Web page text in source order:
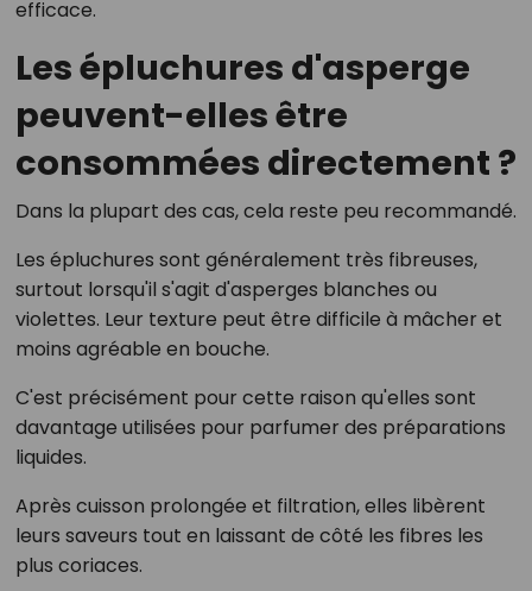
efficace.
Les épluchures d'asperge
peuvent-elles être
consommées directement ?
Dans la plupart des cas, cela reste peu recommandé.
Les épluchures sont généralement très fibreuses,
surtout lorsqu'il s'agit d'asperges blanches ou
violettes. Leur texture peut être difficile à mâcher et
moins agréable en bouche.
C'est précisément pour cette raison qu'elles sont
davantage utilisées pour parfumer des préparations
liquides.
Après cuisson prolongée et filtration, elles libèrent
leurs saveurs tout en laissant de côté les fibres les
plus coriaces.